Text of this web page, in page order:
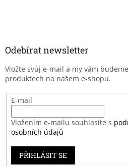
Odebírat newsletter
Vložte svůj e-mail a my vám
produktech na našem e-shopu.
E-mail
Vložením e-mailu souhlasíte s
osobních údajů
PŘIHLÁSIT SE